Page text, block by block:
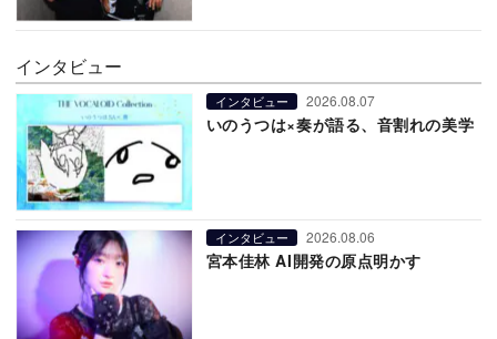
インタビュー
インタビュー 2026.08.07
いのうつは×奏が語る、音割れの美学
インタビュー 2026.08.06
宮本佳林 AI開発の原点明かす